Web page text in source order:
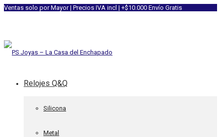
Ventas solo por Mayor | Precios IVA incl | +$10.000 Envío Gratis
Relojes Q&Q
Silicona
Metal